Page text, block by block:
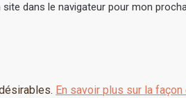
dans le navigateur pour mon
En savoir plus sur la